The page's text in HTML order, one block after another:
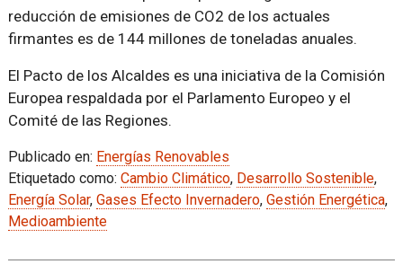
reducción de emisiones de CO2 de los actuales
firmantes es de 144 millones de toneladas anuales.
El Pacto de los Alcaldes es una iniciativa de la Comisión
Europea respaldada por el Parlamento Europeo y el
Comité de las Regiones.
Publicado en: Energías Renovables
Etiquetado como: Cambio Climático, Desarrollo Sostenible,
Energía Solar, Gases Efecto Invernadero, Gestión Energética,
Medioambiente